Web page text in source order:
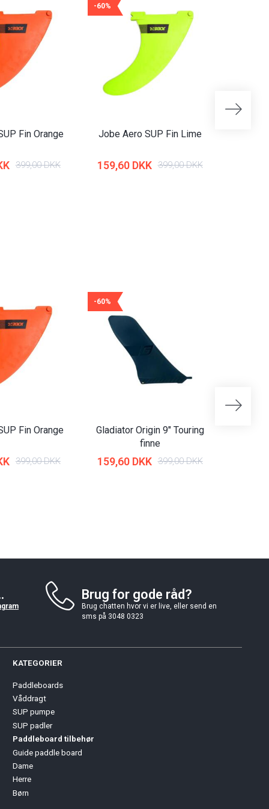
Fin Orange
399,00 DKK
-60%
Jobe Aero SUP Fin Lime
159,60 DKK 399,00 DKK
Fin Orange
399,00 DKK
-60%
Gladiator Origin 9″ Touring
finne
159,60 DKK 399,00 DKK
Brug for gode råd?
Brug chatten hvor vi er live, eller send en
sms på 3048 0323
KATEGORIER
Paddleboards
Våddragt
SUP pumpe
SUP padler
Paddleboard tilbehør
Guide paddle board
Dame
Herre
Børn